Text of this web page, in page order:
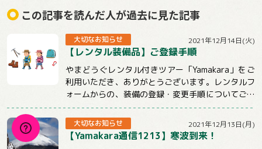
この記事を読んだ人が過去に見た記事
大切なお知らせ 2021年12月14日(火)
【レンタル装備品】ご登録手順
やまどうぐレンタル付きツアー「Yamakara」をご
利用いただき、ありがとうございます。レンタルフ
ォームからの、装備の登録・変更手順についてご説
明させていただきます。【注意事項】★ツ...
大切なお知らせ 2021年12月13日(月)
【Yamakara通信1213】寒波到来！